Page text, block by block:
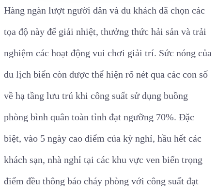
Hàng ngàn lượt người dân và du khách đã chọn các
tọa độ này để giải nhiệt, thưởng thức hải sản và trải
nghiệm các hoạt động vui chơi giải trí. Sức nóng của
du lịch biển còn được thể hiện rõ nét qua các con số
về hạ tầng lưu trú khi công suất sử dụng buồng
phòng bình quân toàn tỉnh đạt ngưỡng 70%. Đặc
biệt, vào 5 ngày cao điểm của kỳ nghỉ, hầu hết các
khách sạn, nhà nghỉ tại các khu vực ven biển trọng
điểm đều thông báo cháy phòng với công suất đạt